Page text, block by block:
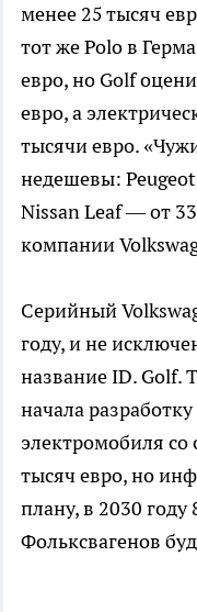
менее 25 тысяч
тот же Polo в
евро, но Golf
евро, а
тысячи евро.
недешевы: Peugeot
Nissan Leaf — от
компании
Серийный
году, и не
название ID. Golf.
начала
электромобиля со
тысяч евро, но
плану, в 2030
Фольксвагенов